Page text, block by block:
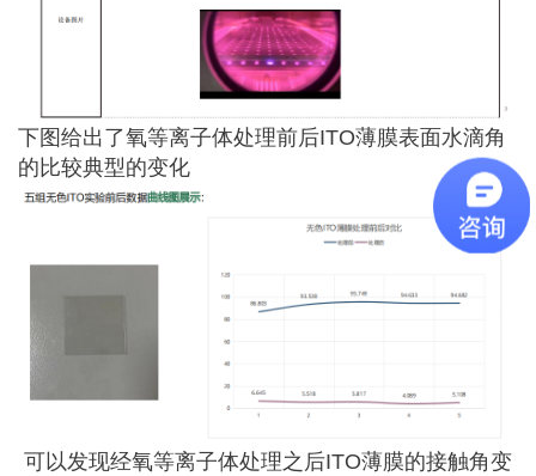
下图给出了氧等离子体处理前后ITO薄膜表面水滴角
的比较典型的变化
可以发现经氧等离子体处理之后ITO薄膜的接触角变